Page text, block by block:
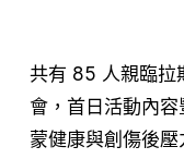
共有 85 人親臨拉
會，首日活動內
蒙健康與創傷後壓